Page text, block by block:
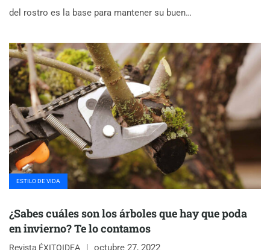
del rostro es la base para mantener su buen…
ESTILO DE VIDA
¿Sabes cuáles son los árboles que hay que poda
en invierno? Te lo contamos
Revista ÉXITOIDEA
octubre 27, 2022